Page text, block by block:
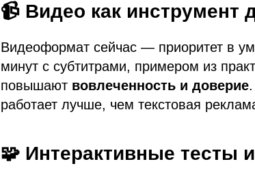
📹 Видео как инструмент
Видеоформат сейчас — приоритет в
минут с субтитрами, примером из
повышают вовлеченность и доверие
работает лучше, чем текстовая
🧩 Интерактивные тесты